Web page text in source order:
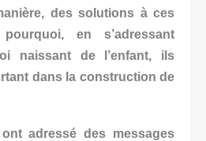
des solutions à ces
en s’adressant
naissant de l’enfant, ils
dans la construction de
ont adressé des messages